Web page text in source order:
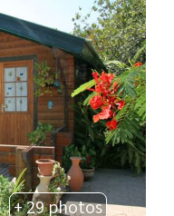
+ 29 photos